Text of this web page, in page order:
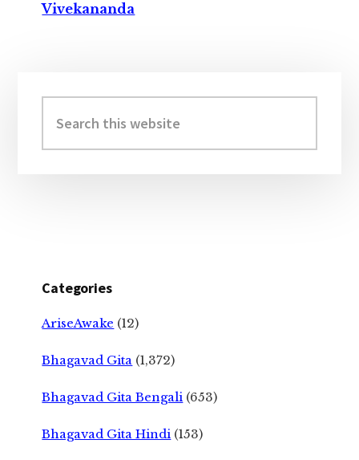
Vivekananda
Sidebar
this
website
Categories
AriseAwake (12)
Bhagavad Gita (1,372)
Bhagavad Gita Bengali (653)
Bhagavad Gita Hindi (153)